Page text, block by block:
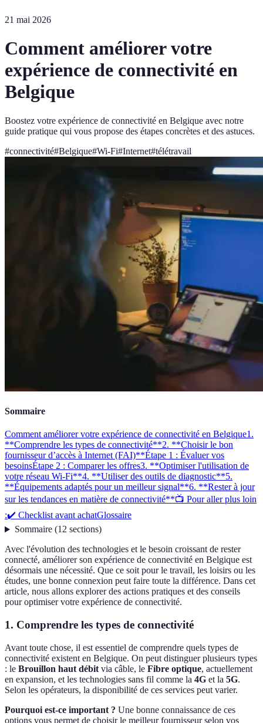
21 mai 2026
Comment améliorer votre
expérience de connectivité en
Belgique
Boostez votre expérience de connectivité en Belgique avec notre
guide pratique qui vous propose des étapes concrètes et des astuces.
#connectivité#Belgique#Wi-Fi#Internet#télétravail
Sommaire
Comment améliorer votre expérience de connectivité en Belgique1.
**Comprendre les types de connectivité**2. **Choisir le bon
fournisseur d’accès à Internet (FAI)**Étape 1 : Évaluer vos
besoinsÉtape 2 : Comparer les offres3. **Optimiser l'utilisation de
votre réseau Wi-Fi**4. **Utiliser des outils de diagnostic**5.
**Équipements adaptés pour un meilleur signal**6. **Rester à jour
sur les tendances en matière de connectivité**📺 Pour aller plus loin
:✔️ Checklist avant achatGlossaire
Sommaire(12 sections)
Avec l'évolution des technologies et le besoin croissant de rester
connecté, améliorer son expérience de connectivité en Belgique est
désormais une nécessité. Que ce soit pour le travail, les loisirs ou les
études, une bonne connexion peut faire toute la différence. Dans cet
article, nous allons explorer des actions pratiques et des conseils
pour optimiser votre expérience de connectivité.
1. Comprendre les types de connectivité
Avant toute chose, il est essentiel de comprendre quels types de
connectivité existent en Belgique. On peut distinguer plusieurs types
: le Brouillon haut débit via câble, le Fibre optique, actuellement
en expansion, et les technologies sans fil comme la 4G et la 5G.
Selon les opérateurs, la disponibilité de ces services peut varier.
Pourquoi est-ce important ? Une bonne connaissance de ces
options vous permet de choisir le meilleur fournisseur selon vos